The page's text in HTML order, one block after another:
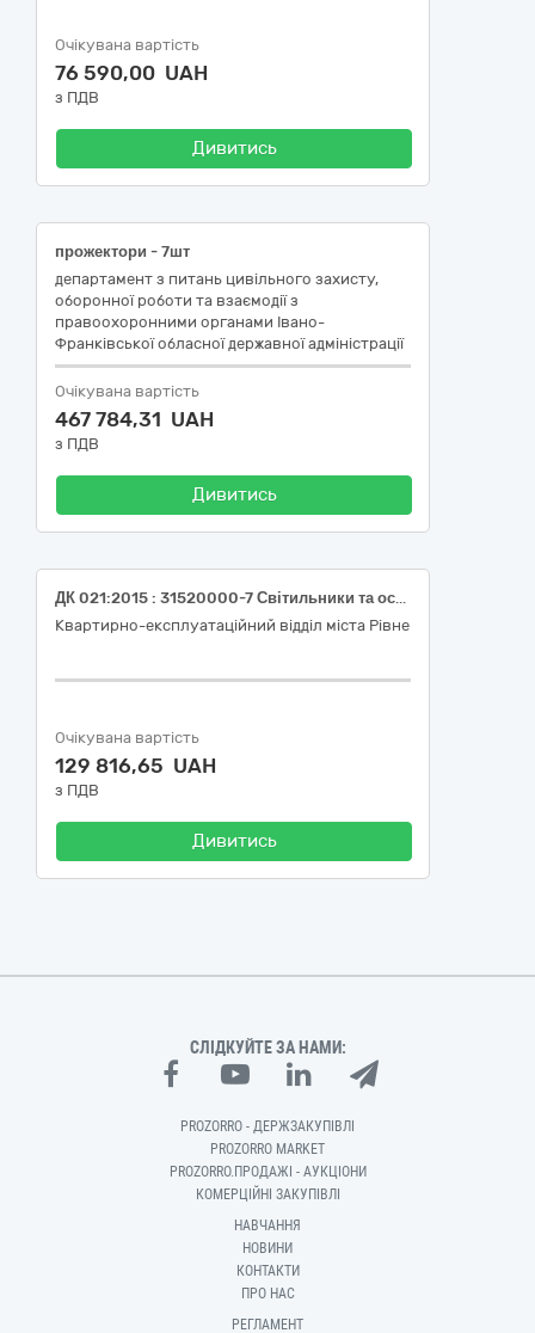
Очікувана вартість
76 590,00 UAH
з ПДВ
Дивитись
прожектори - 7шт
департамент з питань цивільного захисту,
оборонної роботи та взаємодії з
правоохоронними органами Івано-
Франківської обласної державної адміністрації
Очікувана вартість
467 784,31 UAH
з ПДВ
Дивитись
ДК 021:2015 : 31520000-7 Світильники та освітлювальна арматура
Квартирно-експлуатаційний відділ міста Рівне
Очікувана вартість
129 816,65 UAH
з ПДВ
Дивитись
СЛІДКУЙТЕ ЗА НАМИ:
PROZORRO - ДЕРЖЗАКУПІВЛІ
PROZORRO MARKET
PROZORRO.ПРОДАЖІ - АУКЦІОНИ
КОМЕРЦІЙНІ ЗАКУПІВЛІ
НАВЧАННЯ
НОВИНИ
КОНТАКТИ
ПРО НАС
РЕГЛАМЕНТ